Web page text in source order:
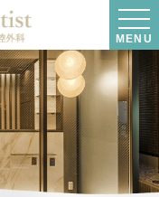
MENU